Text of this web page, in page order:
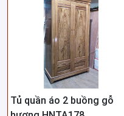
Tủ quần áo 2 buồng gỗ